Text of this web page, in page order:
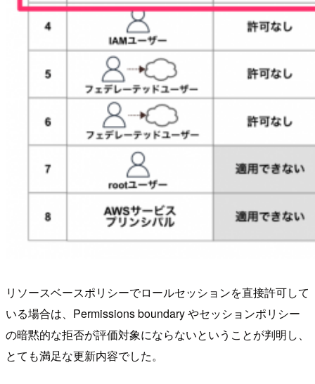
リソースベースポリシーでロールセッションを直接許可して
いる場合は、Permissions boundary やセッションポリシー
の暗黙的な拒否が評価対象にならないということが判明し、
とても満足な更新内容でした。